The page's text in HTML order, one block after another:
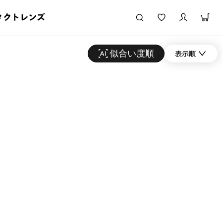
クトレンズ
似合い度順 表示順